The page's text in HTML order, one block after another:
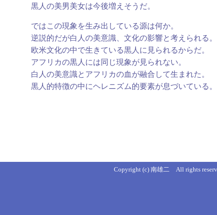
黒人の美男美女は今後増えそうだ。
ではこの現象を生み出している源は何か。
逆説的だが白人の美意識、文化の影響と考えられる。
欧米文化の中で生きている黒人に見られるからだ。
アフリカの黒人には同じ現象が見られない。
白人の美意識とアフリカの血が融合して生まれた。
黒人的特徴の中にヘレニズム的要素が息づいている。
Copyright (c) 南雄二 All rights